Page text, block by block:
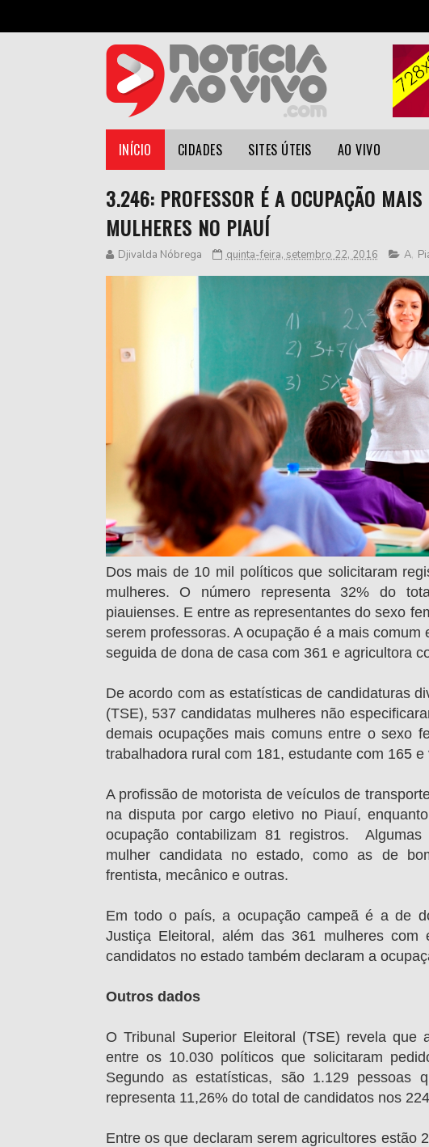
INÍCIO CIDADES SITES ÚTEIS AO VIVO
3.246: PROFESSOR É A OCUPAÇÃO
MULHERES NO PIAUÍ
Djivalda Nóbrega quinta-feira, setembro 22, 2016 A,
Dos mais de 10 mil políticos que solicitaram
mulheres. O número representa 32% do
piauienses. E entre as representantes do sexo
serem professoras. A ocupação é a mais
seguida de dona de casa com 361 e agricultora
De acordo com as estatísticas de candidaturas
(TSE), 537 candidatas mulheres não
demais ocupações mais comuns entre o sexo
trabalhadora rural com 181, estudante com 165 e
A profissão de motorista de veículos de
na disputa por cargo eletivo no Piauí,
ocupação contabilizam 81 registros.
mulher candidata no estado, como as de
frentista, mecânico e outras.
Em todo o país, a ocupação campeã é a de
Justiça Eleitoral, além das 361 mulheres
candidatos no estado também declaram a
Outros dados
O Tribunal Superior Eleitoral (TSE) revela
entre os 10.030 políticos que solicitaram
Segundo as estatísticas, são 1.129 pessoas
representa 11,26% do total de candidatos nos
Entre os que declaram serem agricultores estão